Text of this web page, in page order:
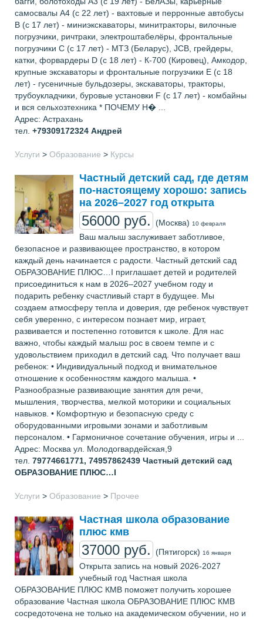
самосвалы A4 (с 22 лет) - вахтовые и перронные автобусы
B (с 17 лет) - миниэкскаваторы, минитракторы, вилочные
погрузчики, ричтраки, электроштабелёры, фронтальные
погрузчики C (с 17 лет) - МТЗ (Беларус), JCB, грейдеры,
катки, форвардеры D (с 18 лет) - К-700 (Кировец), Амкодор,
крупные экскаваторы и фронтальные погрузчики E (с 18
лет) - гусеничные бульдозеры, экскаваторы, тракторы,
трубоукладчики, буровые установки F (с 17 лет) - комбайны
и вся сельхозтехника * ПОЧЕМУ Н� ...
Адрес: Астрахань
тел. +79309172324 Андрей
Услуги > Образование > Курсы
Частный детский сад, где детям
по-настоящему хорошо: запись
на 2026–2027 год открыта
56000 руб. (Москва) 10 февраля
Ваш малыш заслуживает заботливое,
безопасное и развивающее пространство, в котором
каждый день начинается с радости. Частный детский сад
ОБРАЗОВАНИЕ ПЛЮС…I приглашает детей и родителей
присоединиться к нам в 2026–2027 учебном году и
подарить ребенку счастливый старт в будущее. Мы
создаем атмосферу тепла и доверия, где ребенок чувствует
себя уверенно, с интересом познает мир, играет,
развивается и постепенно готовится к школе. Для нас
важно, чтобы каждый малыш рос в своем темпе и с
удовольствием приходил в детский сад. Что получает ваш
ребенок: • Индивидуальный подход и внимательное
отношение к особенностям каждого малыша. •
Разнообразные развивающие занятия для речи,
мышления, творчества, мелкой моторики и социальных
навыков. • Комфортную и безопасную среду с
оборудованными игровыми зонами и заботливым
персоналом. • Гармоничное сочетание обучения, игры и ...
Адрес: Москва ул. Молодогвардейская,9
тел. 79774661771, 74957862439 Частный детский сад
ОБРАЗОВАНИЕ ПЛЮС…I
Услуги > Образование > Прочее
Частная школа образование
плюс кмв
37000 руб. (Пятигорск) 16 января
Открыта запись на новый 2026-2027
учебный год Частная школа
ОБРАЗОВАНИЕ ПЛЮС КМВ поможет получить хорошее
образование Частная школа ОБРАЗОВАНИЕ ПЛЮС КМВ
сосредоточена не только на академическом обучении, но и